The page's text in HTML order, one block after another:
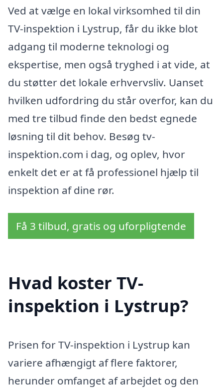
Ved at vælge en lokal virksomhed til din
TV-inspektion i Lystrup, får du ikke blot
adgang til moderne teknologi og
ekspertise, men også tryghed i at vide, at
du støtter det lokale erhvervsliv. Uanset
hvilken udfordring du står overfor, kan du
med tre tilbud finde den bedst egnede
løsning til dit behov. Besøg tv-
inspektion.com i dag, og oplev, hvor
enkelt det er at få professionel hjælp til
inspektion af dine rør.
Få 3 tilbud, gratis og uforpligtende
Hvad koster TV-
inspektion i Lystrup?
Prisen for TV-inspektion i Lystrup kan
variere afhængigt af flere faktorer,
herunder omfanget af arbejdet og den